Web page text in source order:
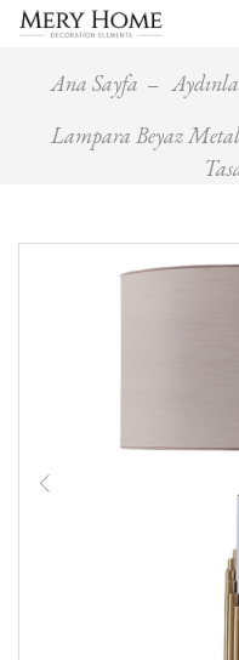
Ana Sayfa
Lampara Beyaz